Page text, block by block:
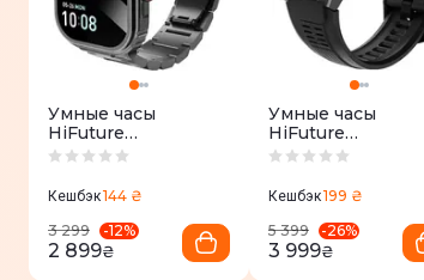
Умные часы
HiFuture
ultra3pro.black
Кешбэк144 ₴
3 299
-12%
2 899₴
Умные часы
HiFuture
active.black-yellow
Кешбэк199 ₴
5 399
-26%
3 999₴